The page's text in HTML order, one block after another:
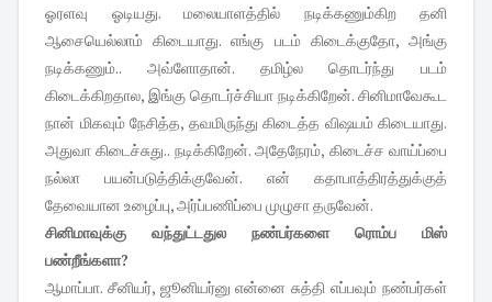
ஓரளவு ஓடியது. மலையாளத்தில் நடிக்கணும்கிற தனி
ஆசையெல்லாம் கிடையாது. எங்கு படம் கிடைக்குதோ, அங்கு
நடிக்கணும்.. அவ்ளோதான். தமிழ்ல தொடர்ந்து படம்
கிடைக்கிறதால, இங்கு தொடர்ச்சியா நடிக்கிறேன். சினிமாவேகூட
நான் மிகவும் நேசித்த, தவமிருந்து கிடைத்த விஷயம் கிடையாது.
அதுவா கிடைச்சுது.. நடிக்கிறேன். அதேநேரம், கிடைச்ச வாய்ப்பை
நல்லா பயன்படுத்திக்குவேன். என் கதாபாத்திரத்துக்குத்
தேவையான உழைப்பு, அர்ப்பணிப்பை முழுசா தருவேன்.
சினிமாவுக்கு வந்துட்டதுல நண்பர்களை ரொம்ப மிஸ்
பண்றீங்களா?
ஆமாப்பா. சீனியர், ஜூனியர்னு என்னை சுத்தி எப்பவும் நண்பர்கள்